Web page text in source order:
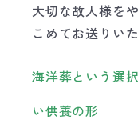
大切な故人様を
こめてお送りい
海洋葬という選
い供養の形